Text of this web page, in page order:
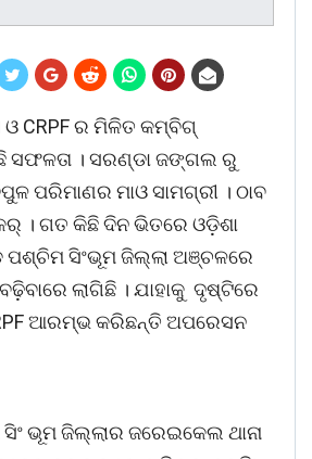
CRPF ର ମିଳିତ କମ୍ବିଗ୍
ସଫଳତା । ସରଣ୍ଡା ଜଙ୍ଗଲ ରୁ
ପରିମାଣର ମାଓ ସାମଗ୍ରୀ । ଠାବ
। ଗତ କିଛି ଦିନ ଭିତରେ ଓଡ଼ିଶା
ପଶ୍ଚିମ ସିଂଭୂମ ଜିଲ୍ଲା ଅଞ୍ଚଳରେ
ଲାଗିଛି । ଯାହାକୁ ଦୃଷ୍ଟିରେ
ଆରମ୍ଭ କରିଛନ୍ତି ଅପରେସନ
ଭୂମ ଜିଲ୍ଲାର ଜରେଇକେଲ ଥାନା